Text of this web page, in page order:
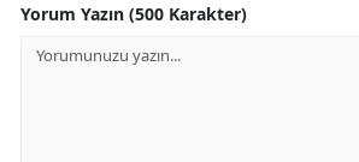
Yorum Yazın (500 Karakter)